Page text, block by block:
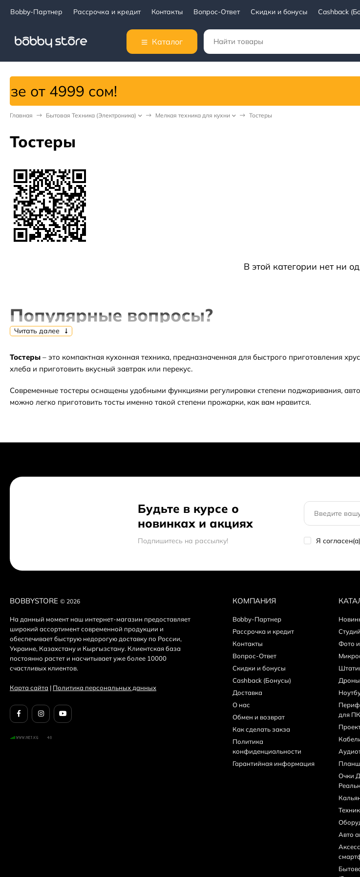
Bobby-Партнер Рассрочка и кредит Контакты Вопрос-Ответ Скидки и бонусы Cashback
Каталог
сом!
Главная Бытовая Техника (Электроника) Мелкая техника для кухни Тостеры
Тостеры
В этой категории нет ни
Популярные вопросы?
⭐Какие самые популярные товары в категории Тостеры?
⬇ Какие самые дешёвые товары в категории Тостеры?
Как получить скидку на товар или заказ?
Читать далее
Тостеры – это компактная кухонная техника, предназначенная для быстрого приготовления
хлеба и приготовить вкусный завтрак или перекус.
Современные тостеры оснащены удобными функциями регулировки степени поджаривания,
можно легко приготовить тосты именно такой степени прожарки, как вам нравится.
Будьте в курсе о
новинках и акциях
Подпишитесь на рассылкy! Я согласен(a)
BOBBYSTORE © 2026
На данный момент наш интернет-магазин предоставляет
широкий ассортимент современной продукции и
обеспечивает быструю недорогую доставку по России,
Украине, Казахстану и Кыргызстану. Клиентская база
постоянно растет и насчитывает уже более 10000
счастливых клиентов.
Карта сайта | Политика персональных данных
КОМПАНИЯ
Bobby-Партнер
Рассрочка и кредит
Контакты
Вопрос-Ответ
Скидки и бонусы
Cashback (Бонусы)
Доставка
О нас
Обмен и возврат
Как сделать закза
Политика
конфиденциальности
Гарантийная информация
Фото
Дроны
для ПК
Очки
Авто